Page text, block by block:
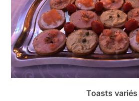
Toasts variés